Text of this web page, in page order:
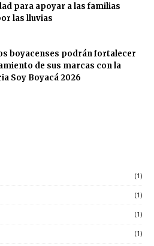
para apoyar a las familias
las lluvias
boyacenses podrán fortalecer
de sus marcas con la
Soy Boyacá 2026
(1)
(1)
(1)
(1)